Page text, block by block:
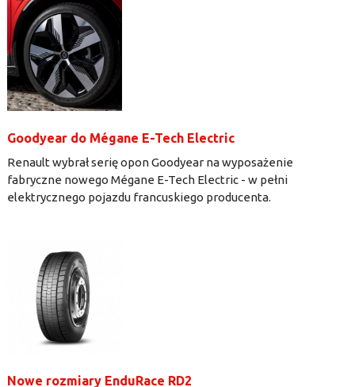
Goodyear do Mégane E-Tech Electric
Renault wybrał serię opon Goodyear na wyposażenie
fabryczne nowego Mégane E-Tech Electric - w pełni
elektrycznego pojazdu francuskiego producenta.
Nowe rozmiary EnduRace RD2